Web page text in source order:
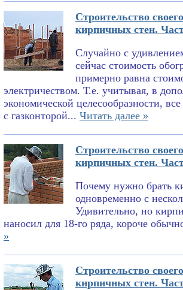
Строительство
кирпичных стен.
Случайно с
сейчас стоимость
примерно равна
электричеством. Т.е. учитывая, в
экономической целесообразности,
с газконторой... Читать далее »
Строительство
кирпичных стен.
Почему нужно брать
одновременно с
Удивительно, но
наносил для 18-го ряда, короче
»
Строительство
кирпичных стен.